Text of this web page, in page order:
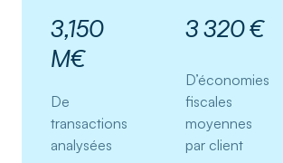
3,150
M€
De
transactions
analysées
3 320 €
D’économies
fiscales
moyennes
par client